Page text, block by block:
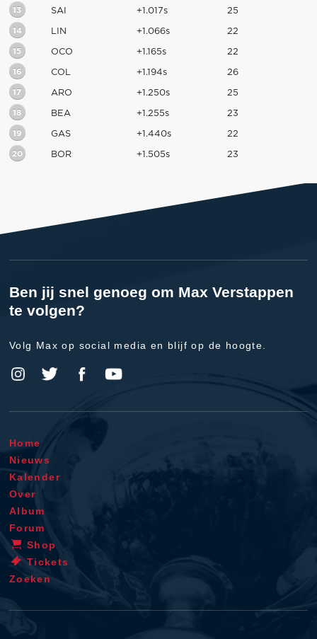
13 SAI +1.017s 25
14 LIN +1.066s 22
15 OCO +1.165s 22
16 COL +1.194s 26
17 ARO +1.250s 25
18 BEA +1.255s 23
19 GAS +1.440s 22
20 BOR +1.505s 23
Ben jij snel genoeg om Max Verstappen
te volgen?
Volg Max op social media en blijf op de hoogte.
Home
Nieuws
Kalender
Over
Album
Forum
Shop
Tickets
Zoeken